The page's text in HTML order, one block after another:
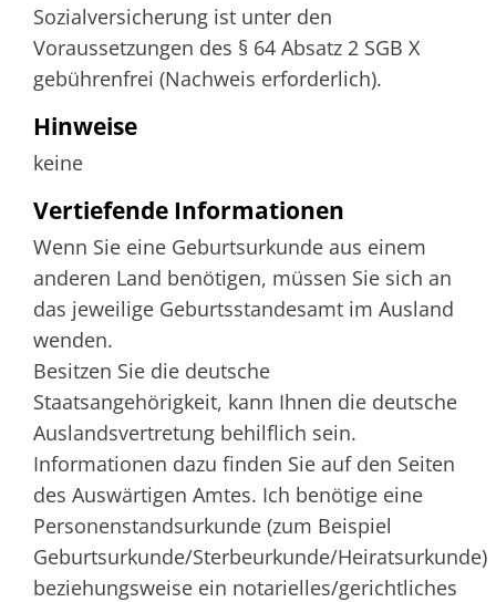
Sozialversicherung ist unter den
Voraussetzungen des § 64 Absatz 2 SGB X
gebührenfrei (Nachweis erforderlich).
Hinweise
keine
Vertiefende Informationen
Wenn Sie eine Geburtsurkunde aus einem
anderen Land benötigen, müssen Sie sich an
das jeweilige Geburtsstandesamt im Ausland
wenden.
Besitzen Sie die deutsche
Staatsangehörigkeit, kann Ihnen die deutsche
Auslandsvertretung behilflich sein.
Informationen dazu finden Sie auf den Seiten
des Auswärtigen Amtes. Ich benötige eine
Personenstandsurkunde (zum Beispiel
Geburtsurkunde/Sterbeurkunde/Heiratsurkunde)
beziehungsweise ein notarielles/gerichtliches